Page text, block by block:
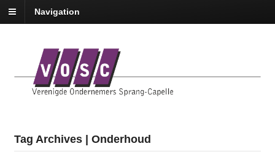
Navigation
Tag Archives | Onderhoud